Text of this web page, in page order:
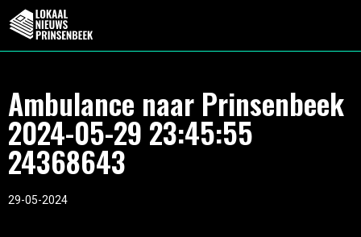
Ambulance naar Prinsenbeek
2024-05-29 23:45:55
24368643
29-05-2024